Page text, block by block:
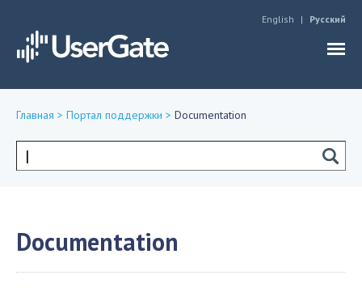
English Русский
здесь
Главная > Портал поддержки > Documentation
Форма
Documentation